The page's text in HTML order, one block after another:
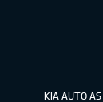
KIA AUTO AS